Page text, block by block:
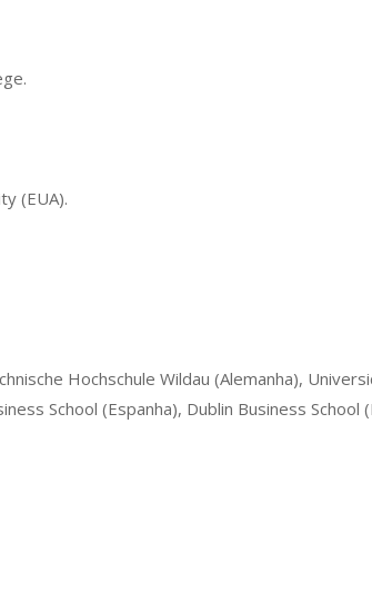
(EUA).
Hochschule Wildau (Alemanha),
School (Espanha), Dublin Business School